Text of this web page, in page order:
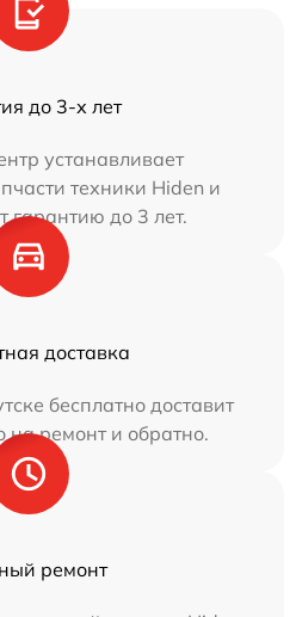
до 3-х лет
устанавливает
техники Hiden и
гарантию до 3 лет.
доставка
бесплатно доставит
на ремонт и обратно.
ремонт